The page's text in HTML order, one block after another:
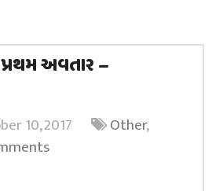
અવતાર –
10, 2017 Other,